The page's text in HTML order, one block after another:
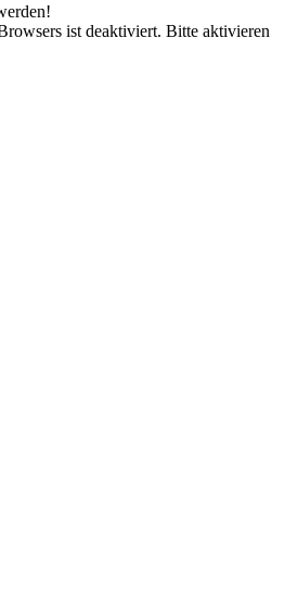
ist deaktiviert. Bitte aktivieren